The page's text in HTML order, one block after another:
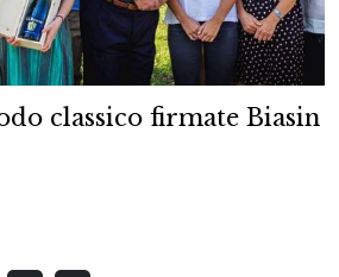
classico firmate Biasin